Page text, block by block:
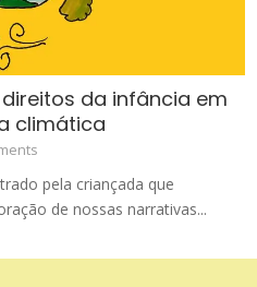
da infância em
climática
pela criançada que
de nossas narrativas...